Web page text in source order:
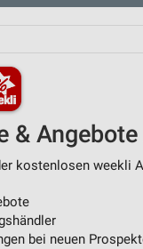
& Angebote
kostenlosen weekli
bei neuen